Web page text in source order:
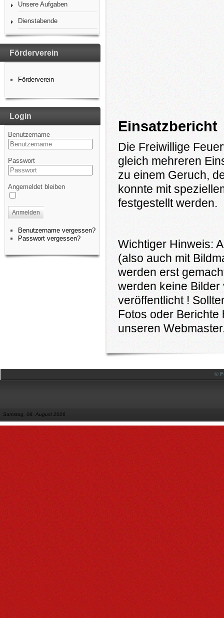
Unsere Aufgaben
Dienstabende
Förderverein
Förderverein
Login
Benutzername
Passwort
Angemeldet bleiben
Anmelden
Benutzername vergessen?
Passwort vergessen?
Einsatzbericht
Die Freiwillige
gleich mehreren
zu einem Geruch,
konnte mit
festgestellt werden.
Wichtiger Hinweis:
(also auch mit
werden erst
werden keine Bilder
veröffentlicht !
Fotos oder
unseren
©
Samstag, 08. August 2026